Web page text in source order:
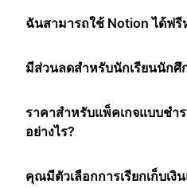
ฉันสามารถใช้ Notion ได้ฟรี
มีส่วนลดสำหรับนักเรียนนักศึ
ราคาสำหรับแพ็คเกจแบบชำ
อย่างไร?
คุณมีตัวเลือกการเรียกเก็บเงิ